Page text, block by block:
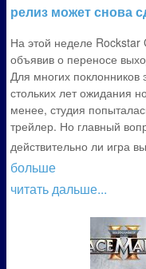
релиз может снова
На этой неделе Rockstar
объявив о переносе
Для многих
стольких лет ожидания
менее, студия
трейлер. Но главный
действительно ли игра
больше
читать дальше...